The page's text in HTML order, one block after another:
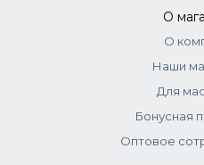
заполимеризовать.
Не допускается
полимеризация
О
О
Наши
Для
Бонусная
Оптовое